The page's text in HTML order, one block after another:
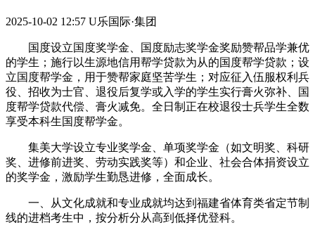
2025-10-02 12:57 U乐国际·集团
国度设立国度奖学金、国度励志奖学金奖励赞帮品学兼优
的学生；施行以生源地信用帮学贷款为从的国度帮学贷款；设
立国度帮学金，用于赞帮家庭坚苦学生；对应征入伍服权利兵
役、招收为士官、退役后复学或入学的学生实行膏火弥补、国
度帮学贷款代偿、膏火减免。全日制正在校退役士兵学生全数
享受本科生国度帮学金。
集美大学设立专业奖学金、单项奖学金（如文明奖、科研
奖、进修前进奖、劳动实践奖等）和企业、社会合体捐资设立
的奖学金，激励学生勤恳进修，全面成长。
一、从文化成就和专业成就均达到福建省体育类省定节制
线的进档考生中，按分析分从高到低择优登科。